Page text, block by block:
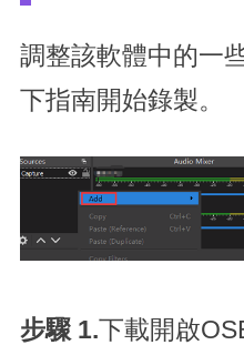
調整該軟體中的一
下指南開始錄製。
步驟 1.下載開啟